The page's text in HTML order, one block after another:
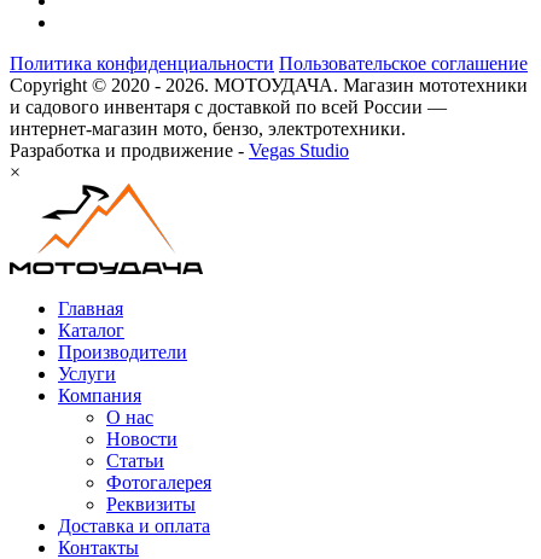
Политика конфиденциальности Пользовательское соглашение
Copyright © 2020 - 2026. МОТОУДАЧА. Магазин мототехники
и садового инвентаря с доставкой по всей России —
интернет-магазин мото, бензо, электротехники.
Разработка и продвижение - Vegas Studio
×
Главная
Каталог
Производители
Услуги
Компания
О нас
Новости
Статьи
Фотогалерея
Реквизиты
Доставка и оплата
Контакты